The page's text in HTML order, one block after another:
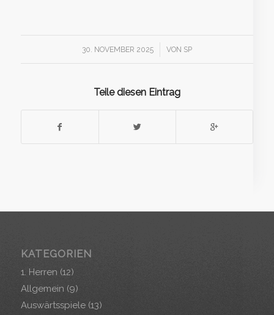
30. NOVEMBER 2025
/ VON SP
Teile diesen Eintrag
KATEGORIEN
1. Herren (12)
Allgemein (9)
Auswärtsspiele(13)